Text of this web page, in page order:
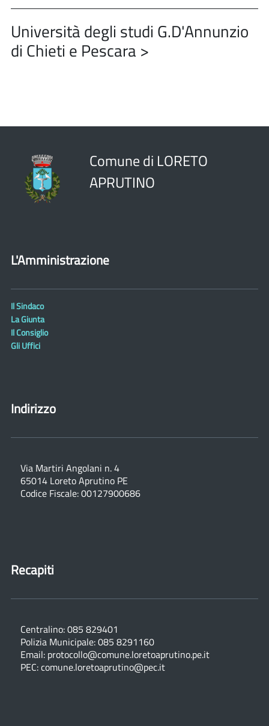
Università degli studi G.D'Annunzio
di Chieti e Pescara >
Comune di LORETO
APRUTINO
L'Amministrazione
Il Sindaco
La Giunta
Il Consiglio
Gli Uffici
Indirizzo
Via Martiri Angolani n. 4
65014 Loreto Aprutino PE
Codice Fiscale: 00127900686
Recapiti
Centralino: 085 829401
Polizia Municipale: 085 8291160
Email: protocollo@comune.loretoaprutino.pe.it
PEC: comune.loretoaprutino@pec.it